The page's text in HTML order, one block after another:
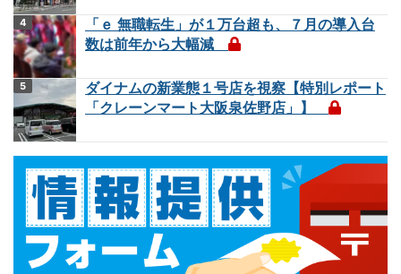
「ｅ 無職転生」が１万台超も、７月の導入台
数は前年から大幅減
ダイナムの新業態１号店を視察【特別レポート
「クレーンマート大阪泉佐野店」】